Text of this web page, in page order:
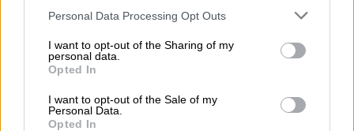
Please note that this website/app uses one or more Google
not limited to your visit or usage behaviour. You may click to
grant or deny consent to Google and its third-party tags to
use your data for below specified purposes in below Google
consent section.
Personal Data Processing Opt Outs
I want to opt-out of the Sharing of my
personal data.
Opted In
I want to opt-out of the Sale of my
Personal Data.
Opted In